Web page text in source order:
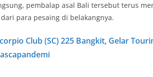
pembalap asal Bali tersebut terus
para pesaing di belakangnya.
Club (SC) 225 Bangkit, Gelar